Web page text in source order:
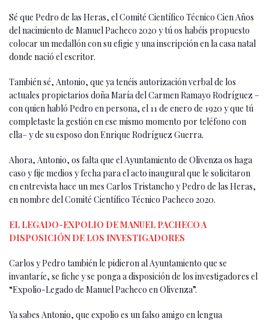
Sé que Pedro de las Heras, el Comité Científico Técnico Cien Años
del nacimiento de Manuel Pacheco 2020 y tú os habéis propuesto
colocar un medallón con su efigie y una inscripción en la casa natal
donde nació el escritor.
También sé, Antonio, que ya tenéis autorización verbal de los
actuales propietarios doña María del Carmen Ramayo Rodríguez –
con quien habló Pedro en persona, el 11 de enero de 1920 y que tú
completaste la gestión en ese mismo momento por teléfono con
ella– y de su esposo don Enrique Rodríguez Guerra.
Ahora, Antonio, os falta que el Ayuntamiento de Olivenza os haga
caso y fije medios y fecha para el acto inaugural que le solicitaron
en entrevista hace un mes Carlos Tristancho y Pedro de las Heras,
en nombre del Comité Científico Técnico Pacheco 2020.
EL LEGADO-EXPOLIO DE MANUEL PACHECO A
DISPOSICIÓN DE LOS INVESTIGADORES
Carlos y Pedro también le pidieron al Ayuntamiento que se
invantaríe, se fiche y se ponga a disposición de los investigadores el
“Expolio-Legado de Manuel Pacheco en Olivenza”.
Ya sabes Antonio, que expolio es un falso amigo en lengua